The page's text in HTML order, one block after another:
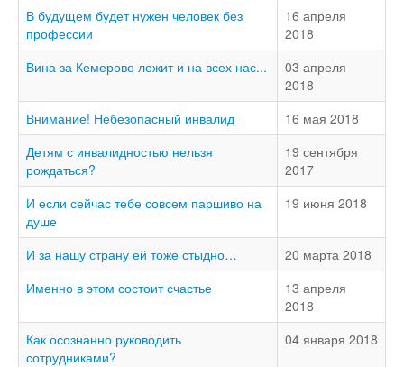
Публикации
Our publication
Our contact
В будущем будет нужен человек без
профессии
16 апреля
2018
Вина за Кемерово лежит и на всех нас...
03 апреля
2018
Внимание! Небезопасный инвалид
16 мая 2018
Детям с инвалидностью нельзя
рождаться?
19 сентября
2017
И если сейчас тебе совсем паршиво на
душе
19 июня 2018
И за нашу страну ей тоже стыдно…
20 марта 2018
Именно в этом состоит счастье
13 апреля
2018
Как осознанно руководить
сотрудниками?
04 января 2018